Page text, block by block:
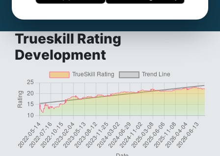
Vinstprocent:45.25%
Trueskill Rating
Development